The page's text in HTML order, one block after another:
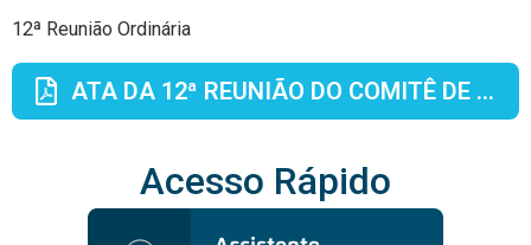
12ª Reunião Ordinária
ATA DA 12ª REUNIÃO DO COMITÊ DE AUDITORIA ESTATUTÁRIO DA COMPANHIA DE SANEAMENTO DE ALAGOAS
Acesso Rápido